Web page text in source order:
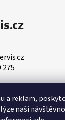
a reklam,
naší
275